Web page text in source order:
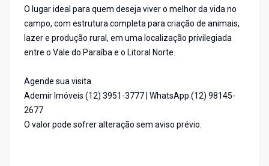
O lugar ideal para quem deseja viver o melhor da vida no
campo, com estrutura completa para criação de animais,
lazer e produção rural, em uma localização privilegiada
entre o Vale do Paraíba e o Litoral Norte.
Agende sua visita.
Ademir Imóveis (12) 3951-3777 | WhatsApp (12) 98145-
2677
O valor pode sofrer alteração sem aviso prévio.